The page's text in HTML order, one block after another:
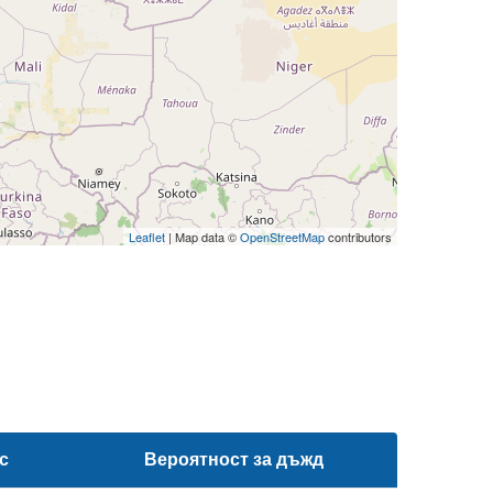
Leaflet | Map data ©OpenStreetMapcontributors
Вероятност за дъжд